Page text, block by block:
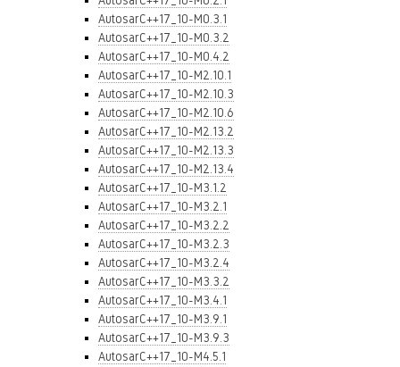
AutosarC++17_10-M0.3.1
AutosarC++17_10-M0.3.2
AutosarC++17_10-M0.4.2
AutosarC++17_10-M2.10.1
AutosarC++17_10-M2.10.3
AutosarC++17_10-M2.10.6
AutosarC++17_10-M2.13.2
AutosarC++17_10-M2.13.3
AutosarC++17_10-M2.13.4
AutosarC++17_10-M3.1.2
AutosarC++17_10-M3.2.1
AutosarC++17_10-M3.2.2
AutosarC++17_10-M3.2.3
AutosarC++17_10-M3.2.4
AutosarC++17_10-M3.3.2
AutosarC++17_10-M3.4.1
AutosarC++17_10-M3.9.1
AutosarC++17_10-M3.9.3
AutosarC++17_10-M4.5.1